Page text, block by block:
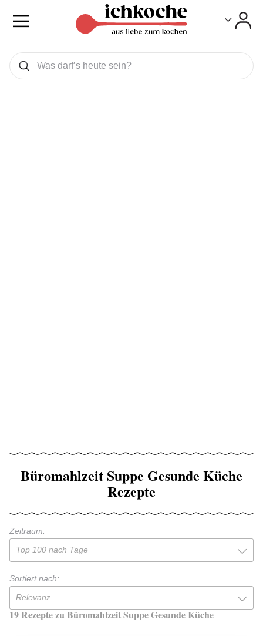
Was wollen Sie suchen
Suchen
Büromahlzeit Suppe Gesunde Küche
Rezepte
Zeitraum:
Top 100 nach Tage
Sortiert nach:
Relevanz
19 Rezepte zu Büromahlzeit Suppe Gesunde Küche